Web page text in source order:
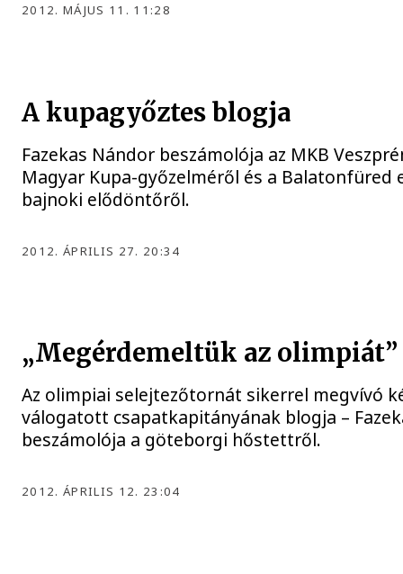
2012. MÁJUS 11. 11:28
A kupagyőztes blogja
Fazekas Nándor beszámolója az MKB
Magyar Kupa-győzelméről és a Balatonfüred
bajnoki elődöntőről.
2012. ÁPRILIS 27. 20:34
„Megérdemeltük az olimpiát”
Az olimpiai selejtezőtornát sikerrel megvívó
válogatott csapatkapitányának blogja –
beszámolója a göteborgi hőstettről.
2012. ÁPRILIS 12. 23:04